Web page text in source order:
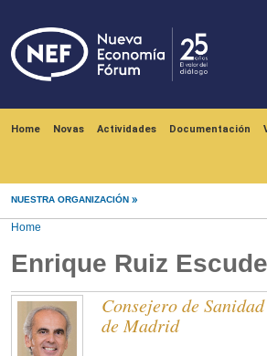
Home Novas Actividades Documentación
NUESTRA ORGANIZACIÓN
Home
Enrique Ruiz
Consejero de
de Madrid